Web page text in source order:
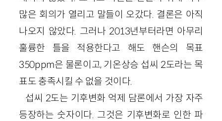
많은 회의가 열리고 말들이 오갔다. 결론은 아직
나오지 않았다. 그러나 2013년부터라면 아무리
훌륭한 틀을 적용한다고 해도 핸슨의 목표
350ppm은 물론이고, 기온상승 섭씨 2도라는 목
표도 충족시킬 수 없을 것이다.
섭씨 2도는 기후변화 억제 담론에서 가장 자주
등장하는 숫자이다. 그것은 기후변화로 인한 파